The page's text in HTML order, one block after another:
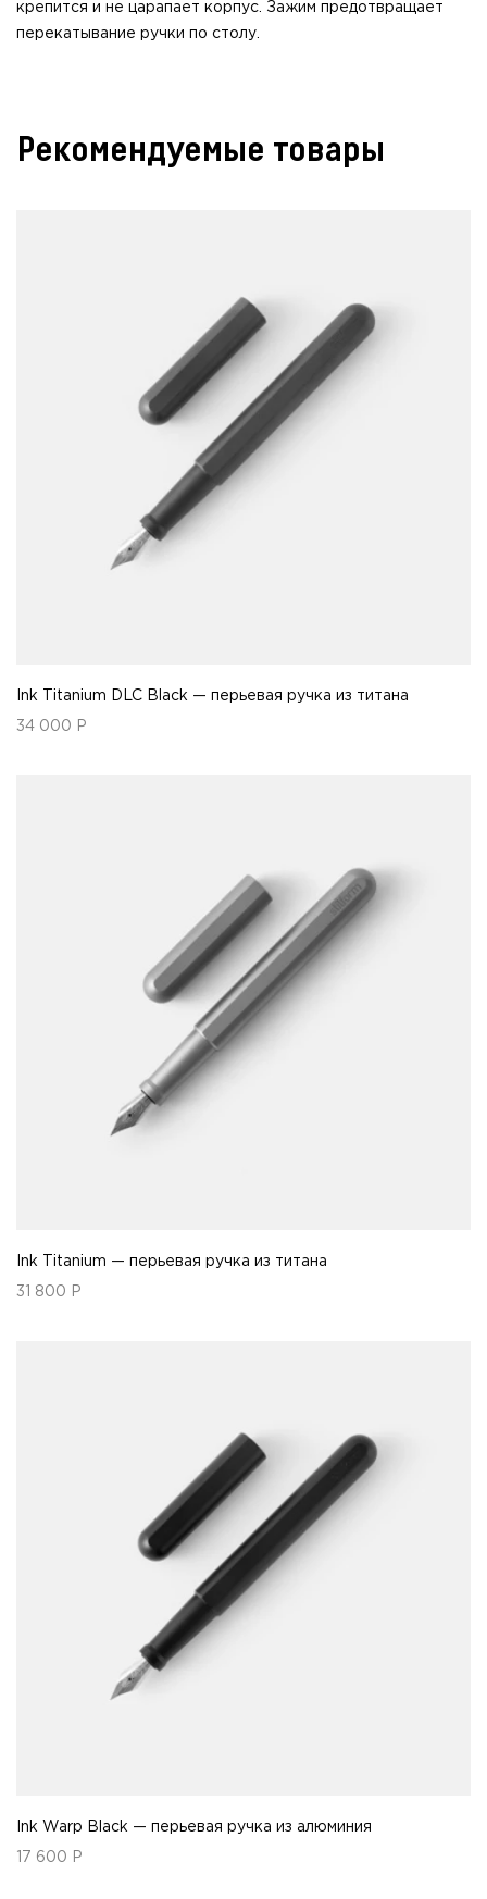
крепится и не царапает корпус. Зажим предотвращает
перекатывание ручки по столу.
Рекомендуемые товары
Ink Titanium DLC Black — перьевая ручка из титана
34 000 Р
Ink Titanium — перьевая ручка из титана
31 800 Р
Ink Warp Black — перьевая ручка из алюминия
17 600 Р